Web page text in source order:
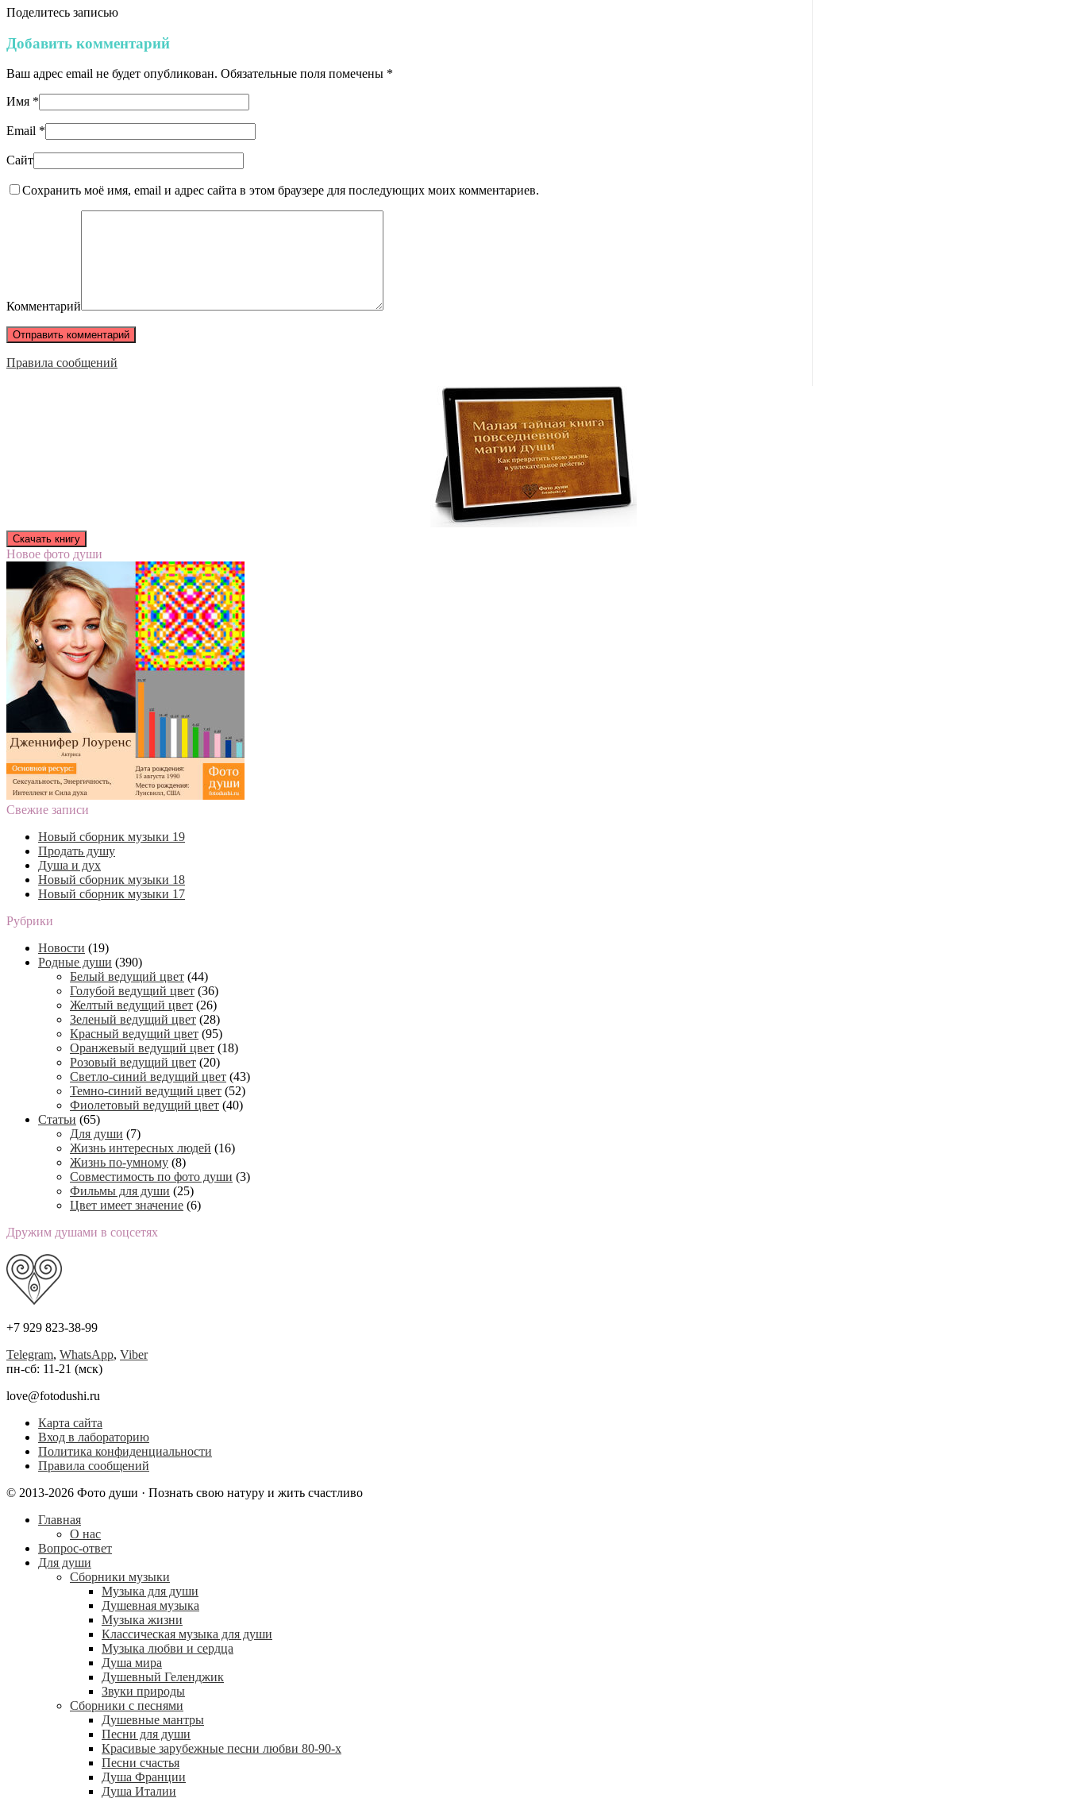
Поделитесь записью
Добавить комментарий
Ваш адрес email не будет опубликован. Обязательные поля помечены *
Имя *
Email *
Сайт
Сохранить моё имя, email и адрес сайта в этом браузере для последующих моих комментариев.
Комментарий
Правила сообщений
Новое фото души
Свежие записи
Новый сборник музыки 19
Продать душу
Душа и дух
Новый сборник музыки 18
Новый сборник музыки 17
Рубрики
Новости (19)
Родные души (390)
Белый ведущий цвет (44)
Голубой ведущий цвет (36)
Желтый ведущий цвет (26)
Зеленый ведущий цвет (28)
Красный ведущий цвет (95)
Оранжевый ведущий цвет (18)
Розовый ведущий цвет (20)
Светло-синий ведущий цвет (43)
Темно-синий ведущий цвет (52)
Фиолетовый ведущий цвет (40)
Статьи (65)
Для души (7)
Жизнь интересных людей (16)
Жизнь по-умному (8)
Совместимость по фото души (3)
Фильмы для души (25)
Цвет имеет значение (6)
Дружим душами в соцсетях
+7 929 823-38-99
Telegram, WhatsApp, Viber
пн-сб: 11-21 (мск)
love@fotodushi.ru
Карта сайта
Вход в лабораторию
Политика конфиденциальности
Правила сообщений
© 2013-2026 Фото души · Познать свою натуру и жить счастливо
Главная
О нас
Вопрос-ответ
Для души
Сборники музыки
Музыка для души
Душевная музыка
Музыка жизни
Классическая музыка для души
Музыка любви и сердца
Душа мира
Душевный Геленджик
Звуки природы
Сборники с песнями
Душевные мантры
Песни для души
Красивые зарубежные песни любви 80-90-х
Песни счастья
Душа Франции
Душа Италии